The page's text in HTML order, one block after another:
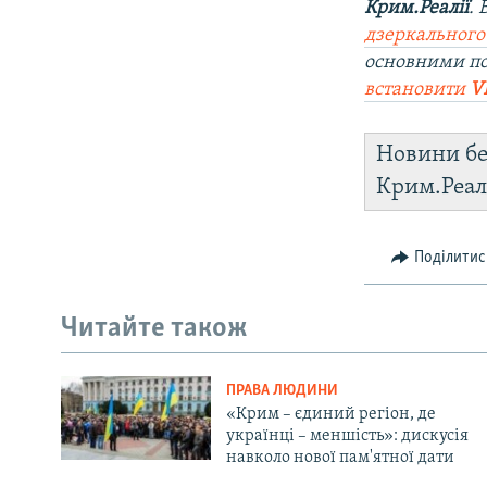
Крим.Реалії.
основними
встановити
Новини
Читайте також
ПРАВА ЛЮДИНИ
«Крим – єдиний регіон, де
українці – меншість»: дискусія
навколо нової пам'ятної дати